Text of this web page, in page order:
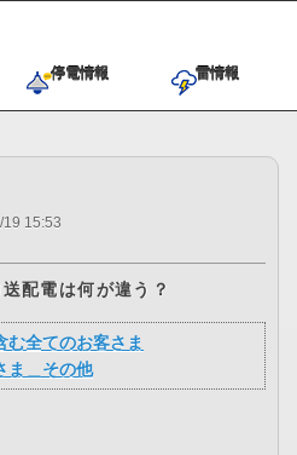
停電情報 雷情報
19 15:53
配電は何が違う？
む全てのお客さま
ま＿その他